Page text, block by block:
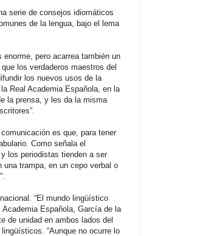
serie de consejos idiomáticos
de la lengua, bajo el lema
pero acarrea también un
los verdaderos maestros del
los nuevos usos de la
Real Academia Española, en la
la prensa, y les da la misma
es que, para tener
Como señala el
los periodistas tienden a ser
trampa, en un cepo verbal o
“El mundo lingüístico
Española, García de la
de unidad en ambos lados del
“Aunque no ocurre lo